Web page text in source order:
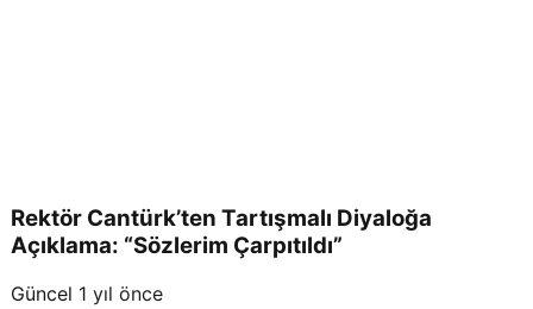
Rektör Cantürk’ten Tartışmalı Diyaloğa
Açıklama: “Sözlerim Çarpıtıldı”
Güncel 1 yıl önce